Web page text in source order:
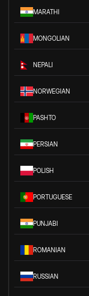
MARATHI
MONGOLIAN
NEPALI
NORWEGIAN
PASHTO
PERSIAN
POLISH
PORTUGUESE
PUNJABI
ROMANIAN
RUSSIAN